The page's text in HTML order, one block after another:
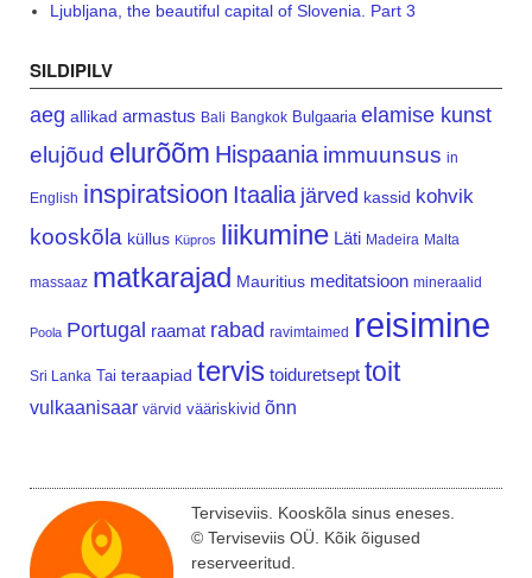
Ljubljana, the beautiful capital of Slovenia. Part 3
SILDIPILV
aeg allikad armastus Bali Bangkok Bulgaaria elamise kunst
elujõud elurõõm Hispaania immuunsus in
English inspiratsioon Itaalia järved kassid kohvik
kooskõla küllus Küpros liikumine Läti Madeira Malta
massaaz matkarajad Mauritius meditatsioon mineraalid
Poola Portugal raamat rabad ravimtaimed reisimine
Sri Lanka Tai teraapiad tervis toiduretsept toit
vulkaanisaar värvid vääriskivid õnn
Terviseviis. Kooskõla sinus eneses.
© Terviseviis OÜ. Kõik õigused
reserveeritud.